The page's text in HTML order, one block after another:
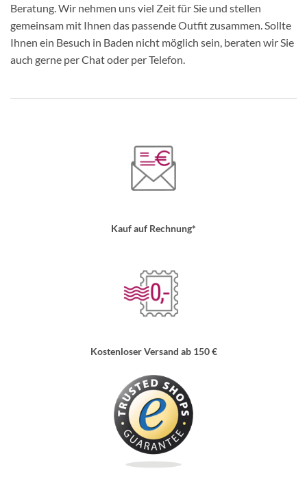
Beratung. Wir nehmen uns viel Zeit für Sie und stellen
gemeinsam mit Ihnen das passende Outfit zusammen. Sollte
Ihnen ein Besuch in Baden nicht möglich sein, beraten wir Sie
auch gerne per Chat oder per Telefon.
Kauf auf Rechnung*
Kostenloser Versand ab 150 €